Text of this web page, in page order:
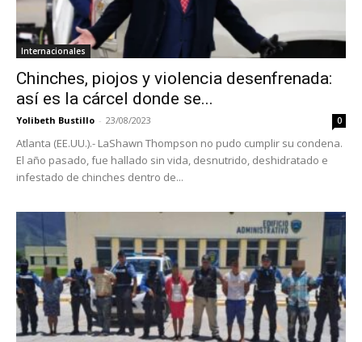
Internacionales
Chinches, piojos y violencia desenfrenada:
así es la cárcel donde se...
Yolibeth Bustillo - 23/08/2023 0
Atlanta (EE.UU.).- LaShawn Thompson no pudo cumplir su condena.
El año pasado, fue hallado sin vida, desnutrido, deshidratado e
infestado de chinches dentro de...